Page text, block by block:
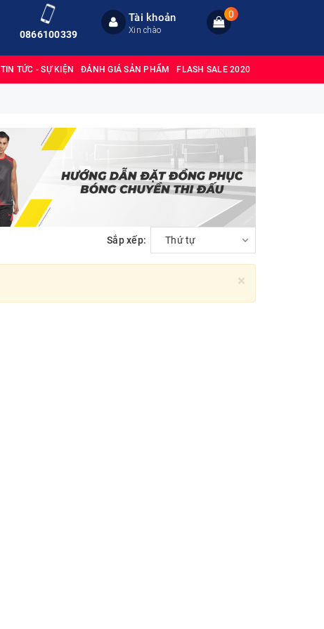
0866100339
Tài khoản
Xin chào
0
TIN TỨC - SỰ KIỆN ĐÁNH GIÁ SẢN PHẨM FLASH SALE 2020
Sắp xếp: Thứ tự
×